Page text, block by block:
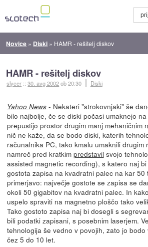
Novice » Diski » HAMR - rešitelj diskov
HAMR - rešitelj diskov
slycer ::30. avg 2002ob 20:30 Diski
Yahoo News- Nekateri "strokovnjaki" še
bilo najbolje, če se diski počasi umaknejo
prepustijo prostor drugim manj mehaničnim
nič ne kaže, da se bodo diski, katerih
računalnika PC, tako kmalu umaknili drugim
namreč pred kratkim predstavil svojo
assisted magnetic recording), s katero naj
gostota zapisa na kvadratni palec na kar 50
primerjavo: največje gostote se zapisa se
okoli 50 gigabitov na kvadratni palec. In
uspelo spraviti na magnetno ploščo tako
Tako gostoto zapisa naj bi dosegli s
bili podatki zapisani, s posebnim laserjem.
tehnologija še vedno v povojih, zato jo
čez 5 do 10 let.